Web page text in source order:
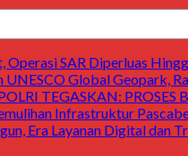
SAR Diperluas
Global Geopark,
TEGASKAN: PROSES
Infrastruktur
Era Layanan Digital dan